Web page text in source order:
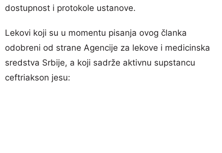
dostupnost i protokole ustanove.
Lekovi koji su u momentu pisanja ovog članka
odobreni od strane Agencije za lekove i medicinska
sredstva Srbije, a koji sadrže aktivnu supstancu
ceftriakson jesu: